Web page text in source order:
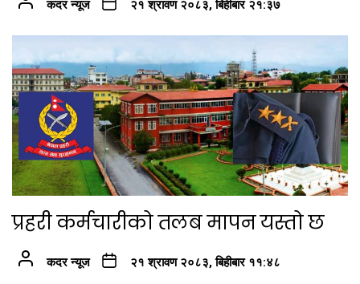
कदर न्यूज २१ श्रावण २०८३, बिहीबार २१:३७
प्रहरी कर्मचारीको तलब मापन यस्तो छ
कदर न्यूज २१ श्रावण २०८३, बिहीबार ११:४८